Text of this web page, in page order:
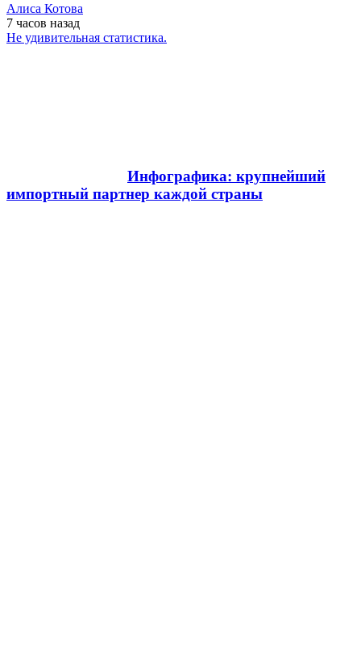
Алиса Котова
7 часов назад
Не удивительная статистика.
Инфографика: крупнейший
импортный партнер каждой страны